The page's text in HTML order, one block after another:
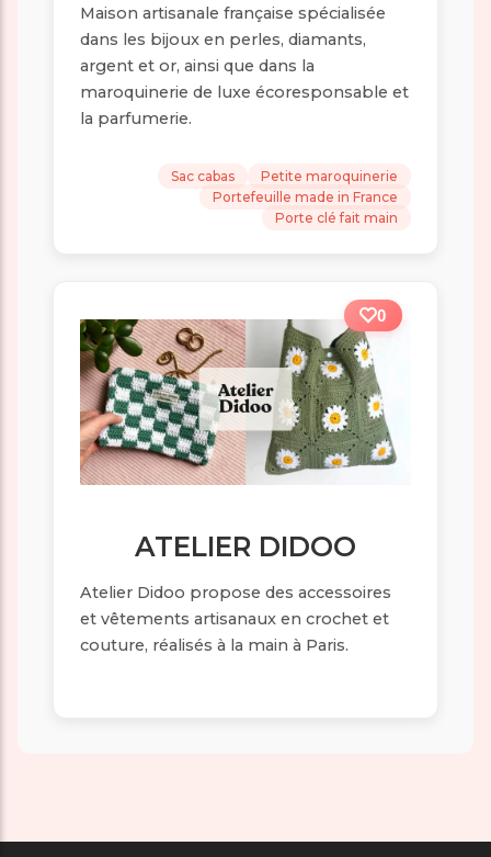
Maison artisanale française spécialisée
dans les bijoux en perles, diamants,
argent et or, ainsi que dans la
maroquinerie de luxe écoresponsable et
la parfumerie.
Sac cabas
Petite maroquinerie
Portefeuille made in France
Porte clé fait main
0
ATELIER DIDOO
Atelier Didoo propose des accessoires
et vêtements artisanaux en crochet et
couture, réalisés à la main à Paris.